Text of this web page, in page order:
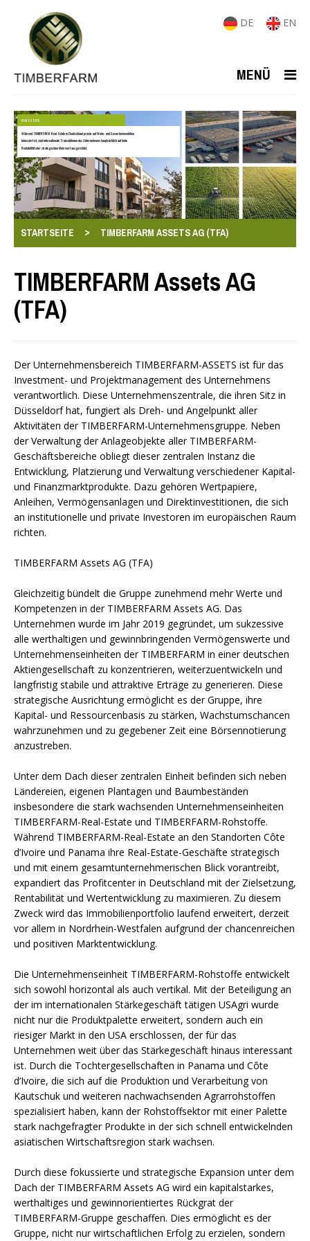
DE EN
MENÜ
REAL ESTATE
Während TIMBERFARM-Real-Estate in Deutschland primär auf Wohn- und Gewerbeimmobilien
Rentabilität oder strategischen Mehrwert ausgerichtet.
fokussiert ist, sind internationale Transaktionen des Unternehmens hauptsächlich auf hohe
STARTSEITE > TIMBERFARM ASSETS AG (TFA)
TIMBERFARM Assets AG
(TFA)
Der Unternehmensbereich TIMBERFARM-ASSETS ist für das
Investment- und Projektmanagement des Unternehmens
verantwortlich. Diese Unternehmenszentrale, die ihren Sitz in
Düsseldorf hat, fungiert als Dreh- und Angelpunkt aller
Aktivitäten der TIMBERFARM-Unternehmensgruppe. Neben
der Verwaltung der Anlageobjekte aller TIMBERFARM-
Geschäftsbereiche obliegt dieser zentralen Instanz die
Entwicklung, Platzierung und Verwaltung verschiedener Kapital-
und Finanzmarktprodukte. Dazu gehören Wertpapiere,
Anleihen, Vermögensanlagen und Direktinvestitionen, die sich
an institutionelle und private Investoren im europäischen Raum
richten.
TIMBERFARM Assets AG (TFA)
Gleichzeitig bündelt die Gruppe zunehmend mehr Werte und
Kompetenzen in der TIMBERFARM Assets AG. Das
Unternehmen wurde im Jahr 2019 gegründet, um sukzessive
alle werthaltigen und gewinnbringenden Vermögenswerte und
Unternehmenseinheiten der TIMBERFARM in einer deutschen
Aktiengesellschaft zu konzentrieren, weiterzuentwickeln und
langfristig stabile und attraktive Erträge zu generieren. Diese
strategische Ausrichtung ermöglicht es der Gruppe, ihre
Kapital- und Ressourcenbasis zu stärken, Wachstumschancen
wahrzunehmen und zu gegebener Zeit eine Börsennotierung
anzustreben.
Unter dem Dach dieser zentralen Einheit befinden sich neben
Ländereien, eigenen Plantagen und Baumbeständen
insbesondere die stark wachsenden Unternehmenseinheiten
TIMBERFARM-Real-Estate und TIMBERFARM-Rohstoffe.
Während TIMBERFARM-Real-Estate an den Standorten Côte
d’Ivoire und Panama ihre Real-Estate-Geschäfte strategisch
und mit einem gesamtunternehmerischen Blick vorantreibt,
expandiert das Profitcenter in Deutschland mit der Zielsetzung,
Rentabilität und Wertentwicklung zu maximieren. Zu diesem
Zweck wird das Immobilienportfolio laufend erweitert, derzeit
vor allem in Nordrhein-Westfalen aufgrund der chancenreichen
und positiven Marktentwicklung.
Die Unternehmenseinheit TIMBERFARM-Rohstoffe entwickelt
sich sowohl horizontal als auch vertikal. Mit der Beteiligung an
der im internationalen Stärkegeschäft tätigen USAgri wurde
nicht nur die Produktpalette erweitert, sondern auch ein
riesiger Markt in den USA erschlossen, der für das
Unternehmen weit über das Stärkegeschäft hinaus interessant
ist. Durch die Tochtergesellschaften in Panama und Côte
d’Ivoire, die sich auf die Produktion und Verarbeitung von
Kautschuk und weiteren nachwachsenden Agrarrohstoffen
spezialisiert haben, kann der Rohstoffsektor mit einer Palette
stark nachgefragter Produkte in der sich schnell entwickelnden
asiatischen Wirtschaftsregion stark wachsen.
Durch diese fokussierte und strategische Expansion unter dem
Dach der TIMBERFARM Assets AG wird ein kapitalstarkes,
werthaltiges und gewinnorientiertes Rückgrat der
TIMBERFARM-Gruppe geschaffen. Dies ermöglicht es der
Gruppe, nicht nur wirtschaftlichen Erfolg zu erzielen, sondern